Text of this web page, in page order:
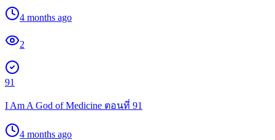
4 months ago
2
91
I Am A God of Medicine ตอนที่ 91
4 months ago